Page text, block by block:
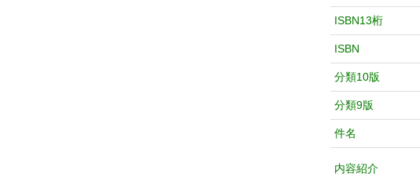
ISBN13桁
ISBN
分類10版
分類9版
件名
内容紹介